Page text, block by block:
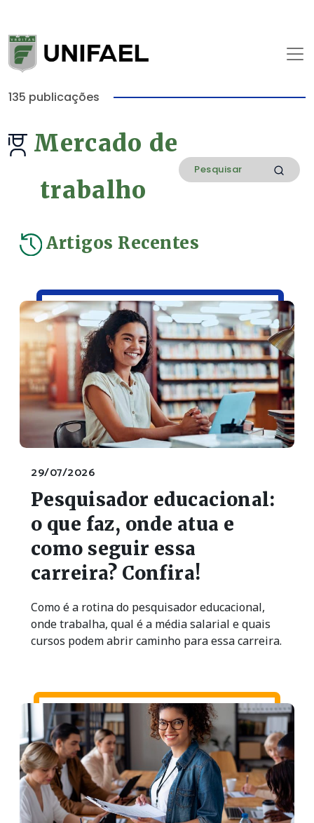
135 publicações
Mercado de
trabalho
Artigos Recentes
29/07/2026
Pesquisador educacional:
o que faz, onde atua e
como seguir essa
carreira? Confira!
Como é a rotina do pesquisador educacional,
onde trabalha, qual é a média salarial e quais
cursos podem abrir caminho para essa carreira.